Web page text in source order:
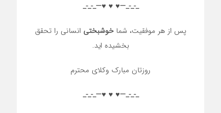
_-_-_—♥️ ♥️ ♥️—_-_-_
پس از هر موفقیت، شماخوشبختی انسانی را تحقق
بخشیده اید.
روزتان مبارک وکلای محترم
_-_-_—♥️ ♥️ ♥️—_-_-_